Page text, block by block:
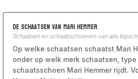
De schaatsen van Mari Hemmer
Schaatsen en schaatsschoenen van alle
Op welke schaatsen schaatst Mari
onder op welk merk schaatsen,
schaatsschoen Mari Hemmer rijdt.